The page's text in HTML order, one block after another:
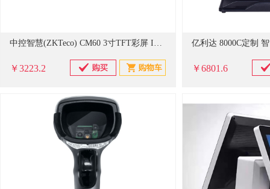
中控智慧(ZKTeco) CM60 3寸TFT彩屏 IC卡消费机(计价单位：台)
￥3223.2 ￥6801.6